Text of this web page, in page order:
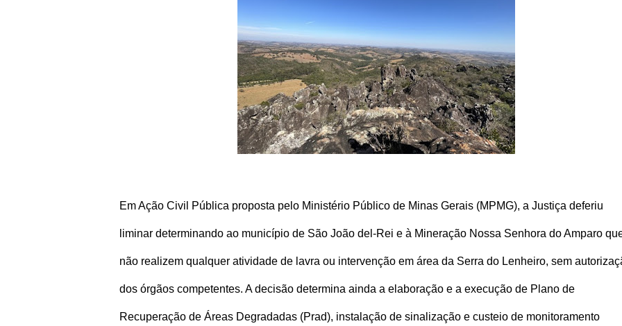
Em Ação Civil Pública proposta pelo Ministério Público de Minas Gerais (MPMG), a Justiça deferiu
liminar determinando ao município de São João del-Rei e à Mineração Nossa Senhora do Amparo
não realizem qualquer atividade de lavra ou intervenção em área da Serra do Lenheiro, sem
dos órgãos competentes. A decisão determina ainda a elaboração e a execução de Plano de
Recuperação de Áreas Degradadas (Prad), instalação de sinalização e custeio de monitoramento